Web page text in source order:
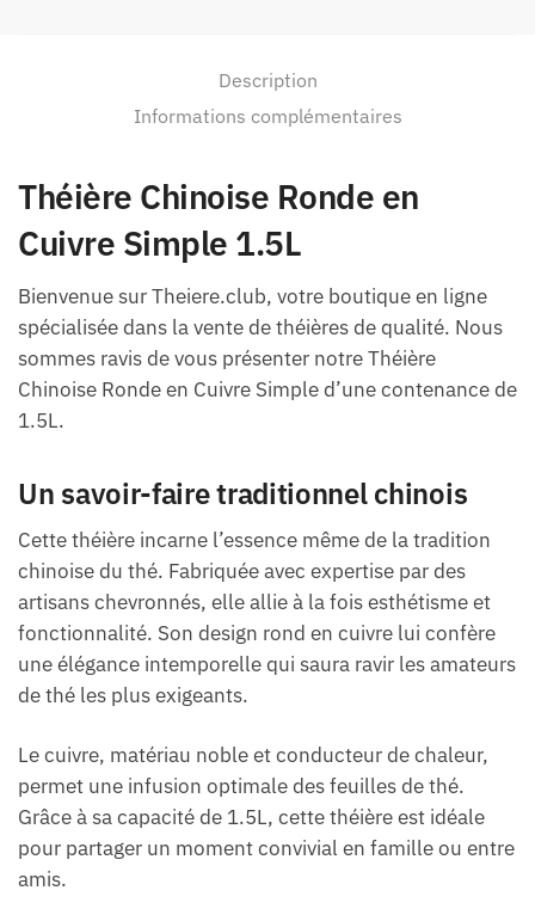
Description
Informations complémentaires
Théière Chinoise Ronde en
Cuivre Simple 1.5L
Bienvenue sur Theiere.club, votre boutique en ligne
spécialisée dans la vente de théières de qualité. Nous
sommes ravis de vous présenter notre Théière
Chinoise Ronde en Cuivre Simple d’une contenance de
1.5L.
Un savoir-faire traditionnel chinois
Cette théière incarne l’essence même de la tradition
chinoise du thé. Fabriquée avec expertise par des
artisans chevronnés, elle allie à la fois esthétisme et
fonctionnalité. Son design rond en cuivre lui confère
une élégance intemporelle qui saura ravir les amateurs
de thé les plus exigeants.
Le cuivre, matériau noble et conducteur de chaleur,
permet une infusion optimale des feuilles de thé.
Grâce à sa capacité de 1.5L, cette théière est idéale
pour partager un moment convivial en famille ou entre
amis.